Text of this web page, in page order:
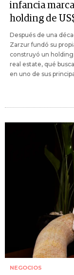
infancia
holding de
Después de una
Zarzur fundó su
construyó un
real estate, qué
en uno de sus
NEGOCIOS